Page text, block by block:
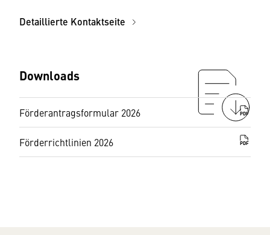
Detaillierte Kontaktseite
Downloads
Förderantragsformular 2026 PDF
Förderrichtlinien 2026 PDF